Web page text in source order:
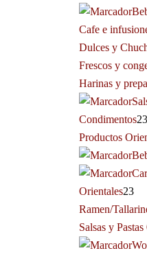
Cafe e
Dulces y
Frescos y
Harinas y
Condimentos
Productos
Orientales23
Ramen/
Salsas y